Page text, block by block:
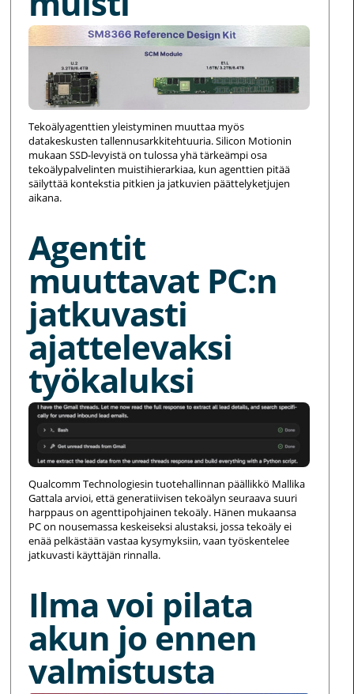
Tekoälyagenttien yleistyminen muuttaa myös
datakeskusten tallennusarkkitehtuuria. Silicon Motionin
mukaan SSD-levyistä on tulossa yhä tärkeämpi osa
tekoälypalvelinten muistihierarkiaa, kun agenttien pitää
säilyttää kontekstia pitkien ja jatkuvien päättelyketjujen
aikana.
Agentit
muuttavat PC:n
jatkuvasti
ajattelevaksi
työkaluksi
Qualcomm Technologiesin tuotehallinnan päällikkö Mallika
Gattala arvioi, että generatiivisen tekoälyn seuraava suuri
harppaus on agenttipohjainen tekoäly. Hänen mukaansa
PC on nousemassa keskeiseksi alustaksi, jossa tekoäly ei
enää pelkästään vastaa kysymyksiin, vaan työskentelee
jatkuvasti käyttäjän rinnalla.
Ilma voi pilata
akun jo ennen
valmistusta